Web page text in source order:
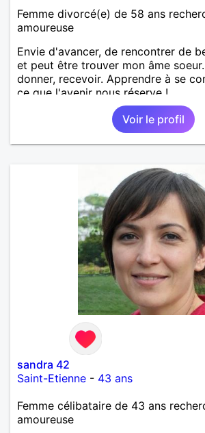
Femme divorcé(e) de 58 ans
amoureuse
Envie d'avancer, de rencontrer de
et peut être trouver mon âme
donner, recevoir. Apprendre à se
ce que l'avenir nous réserve !
Voir le profil
sandra 42
Saint-Etienne - 43 ans
Femme célibataire de 43 ans
amoureuse